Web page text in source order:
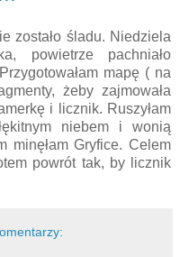
zostało śladu. Niedziela
powietrze pachniało
mapę ( na
żeby zajmowała
i licznik. Ruszyłam
niebem i wonią
minęłam Gryfice. Celem
powrót tak, by licznik